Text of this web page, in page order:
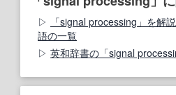
「signal processing」を解
語の一覧
英和辞書の「signal